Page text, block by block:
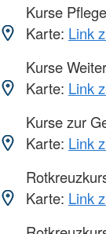
Kurse
Karte: Link
Kurse
Karte: Link
Kurse zur
Karte: Link
Karte: Link